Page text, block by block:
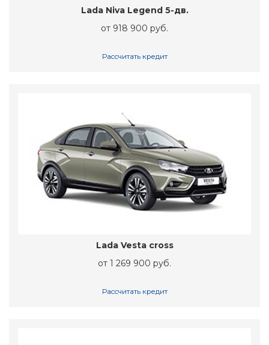
Lada Niva Legend 5-дв.
от 918 900 руб.
Рассчитать кредит
Lada Vesta cross
от 1 269 900 руб.
Рассчитать кредит